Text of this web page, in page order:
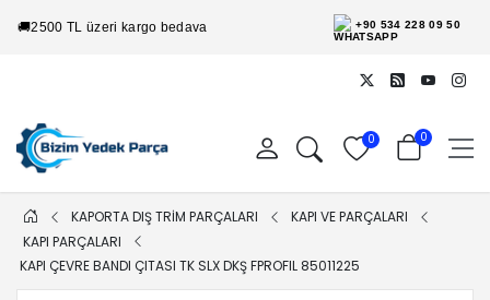
🚚2500 TL üzeri kargo bedava +90 534 228 09 50
0 0
KAPORTA DIŞ TRİM PARÇALARI
KAPI VE PARÇALARI
KAPI PARÇALARI
KAPI ÇEVRE BANDI ÇITASI TK SLX DKŞ FPROFIL 85011225